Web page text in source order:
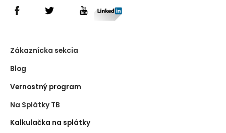
Zákaznícka sekcia
Blog
Vernostný program
Na Splátky TB
Kalkulačka na splátky